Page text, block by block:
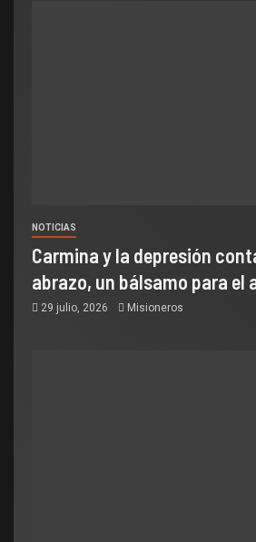
NOTICIAS
Carmina y la depresión
abrazo, un bálsamo para el
29 julio, 2026 Misioneros